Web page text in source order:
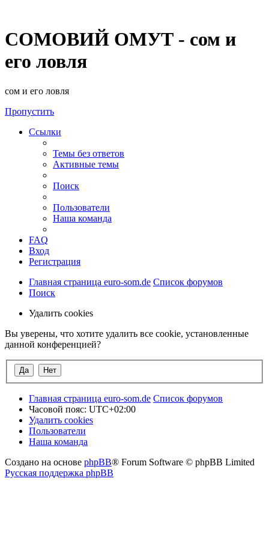
СОМОВИЙ ОМУТ - сом и
его ловля
сом и его ловля
Пропустить
Ссылки
Темы без ответов
Активные темы
Поиск
Пользователи
Наша команда
FAQ
Вход
Регистрация
Главная страница euro-som.de Список форумов
Поиск
Удалить cookies
Вы уверены, что хотите удалить все cookie, установленные
данной конференцией?
Главная страница euro-som.de Список форумов
Часовой пояс: UTC+02:00
Удалить cookies
Пользователи
Наша команда
Создано на основе phpBB® Forum Software © phpBB Limited
Русская поддержка phpBB